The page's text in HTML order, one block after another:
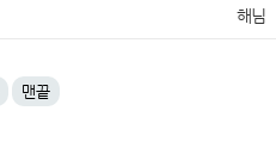
해님
맨끝